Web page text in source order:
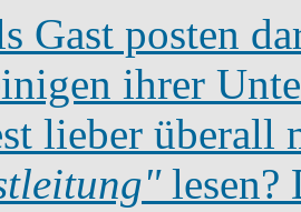
Gast posten
ihrer
lieber überall
lesen?